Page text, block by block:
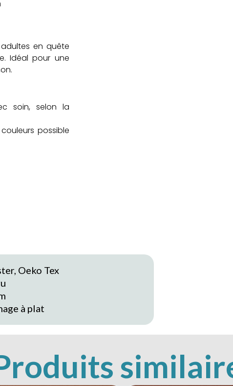
en quête
Idéal pour une
soin, selon la
possible
Oeko Tex
à plat